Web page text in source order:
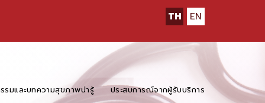
TH EN
รมและบทความสุขภาพน่ารู้ ประสบการณ์จากผู้รับบริการ